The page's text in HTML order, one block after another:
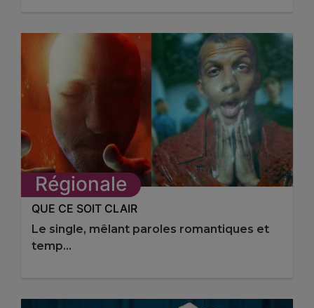
Régionale
QUE CE SOIT CLAIR
Le single, mêlant paroles romantiques et
temp...